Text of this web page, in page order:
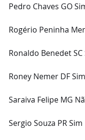
Pedro Chaves GO
Rogério Peninha
Ronaldo Benedet SC
Roney Nemer DF Sim
Saraiva Felipe MG
Sergio Souza PR Sim